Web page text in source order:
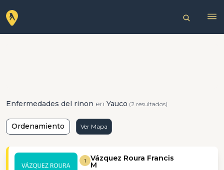
Enfermedades del rinon en Yauco (2 resultados)
Ordenamiento Ver Mapa
1 Vázquez Roura Francis
M